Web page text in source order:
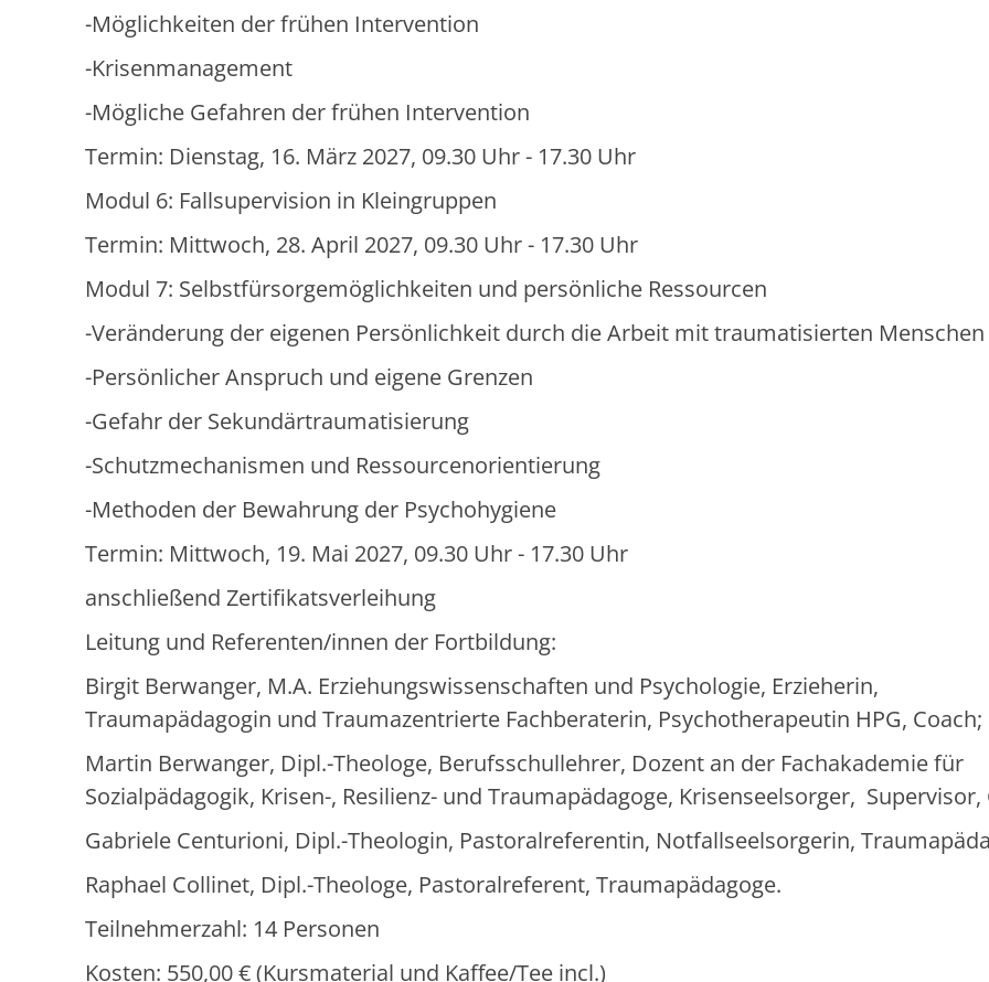
-Möglichkeiten der frühen Intervention
-Krisenmanagement
-Mögliche Gefahren der frühen Intervention
Termin: Dienstag, 16. März 2027, 09.30 Uhr - 17.30 Uhr
Modul 6: Fallsupervision in Kleingruppen
Termin: Mittwoch, 28. April 2027, 09.30 Uhr - 17.30 Uhr
Modul 7: Selbstfürsorgemöglichkeiten und persönliche Ressourcen
-Veränderung der eigenen Persönlichkeit durch die Arbeit mit traumatisierten Menschen
-Persönlicher Anspruch und eigene Grenzen
-Gefahr der Sekundärtraumatisierung
-Schutzmechanismen und Ressourcenorientierung
-Methoden der Bewahrung der Psychohygiene
Termin: Mittwoch, 19. Mai 2027, 09.30 Uhr - 17.30 Uhr
anschließend Zertifikatsverleihung
Leitung und Referenten/innen der Fortbildung:
Birgit Berwanger, M.A. Erziehungswissenschaften und Psychologie, Erzieherin,
Traumapädagogin und Traumazentrierte Fachberaterin, Psychotherapeutin HPG, Coach;
Martin Berwanger, Dipl.-Theologe, Berufsschullehrer, Dozent an der Fachakademie für
Sozialpädagogik, Krisen-, Resilienz- und Traumapädagoge, Krisenseelsorger, Supervisor,
Gabriele Centurioni, Dipl.-Theologin, Pastoralreferentin, Notfallseelsorgerin,
Raphael Collinet, Dipl.-Theologe, Pastoralreferent, Traumapädagoge.
Teilnehmerzahl: 14 Personen
Kosten: 550,00 € (Kursmaterial und Kaffee/Tee incl.)